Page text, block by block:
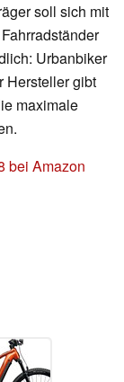
soll sich mit
Urbanbiker
Hersteller gibt
maximale
bei Amazon